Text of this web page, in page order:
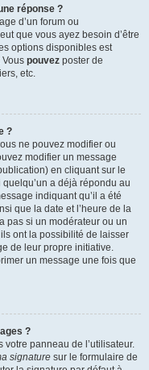
réponse ?
d’un forum ou
que vous ayez besoin d’être
options disponibles est
pouvez poster de
etc.
?
ne pouvez modifier ou
modifier un message
en cliquant sur le
a déjà répondu au
indiquant qu’il a été
que la date et l’heure de la
pas si un modérateur ou un
ont la possibilité de laisser
de leur propre initiative.
un message une fois que
?
votre panneau de l’utilisateur.
signature sur le formulaire de